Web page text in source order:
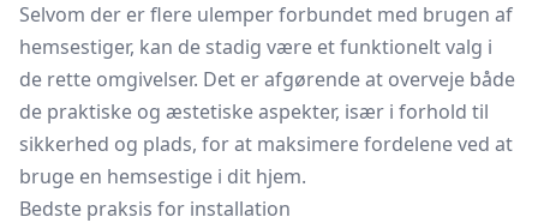
Selvom der er flere ulemper forbundet med brugen af
hemsestiger, kan de stadig være et funktionelt valg i
de rette omgivelser. Det er afgørende at overveje både
de praktiske og æstetiske aspekter, især i forhold til
sikkerhed og plads, for at maksimere fordelene ved at
bruge en hemsestige i dit hjem.
Bedste praksis for installation